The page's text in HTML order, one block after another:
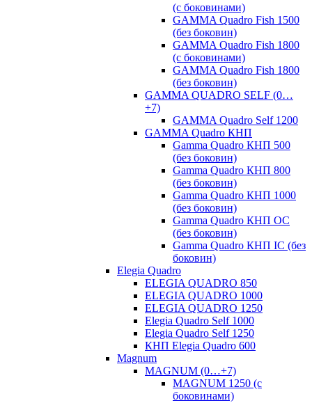
(с боковинами)
GAMMA Quadro Fish 1500
(без боковин)
GAMMA Quadro Fish 1800
(с боковинами)
GAMMA Quadro Fish 1800
(без боковин)
GAMMA QUADRO SELF (0…
+7)
GAMMA Quadro Self 1200
GAMMA Quadro КНП
Gamma Quadro КНП 500
(без боковин)
Gamma Quadro КНП 800
(без боковин)
Gamma Quadro КНП 1000
(без боковин)
Gamma Quadro КНП OC
(без боковин)
Gamma Quadro КНП IC (без
боковин)
Elegia Quadro
ELEGIA QUADRO 850
ELEGIA QUADRO 1000
ELEGIA QUADRO 1250
Elegia Quadro Self 1000
Elegia Quadro Self 1250
КНП Elegia Quadro 600
Magnum
MAGNUM (0…+7)
MAGNUM 1250 (с
боковинами)